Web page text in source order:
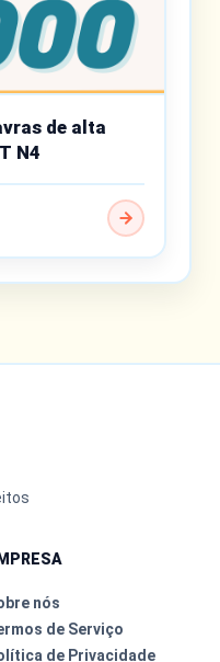
de alta
N4
nós
de Serviço
de Privacidade